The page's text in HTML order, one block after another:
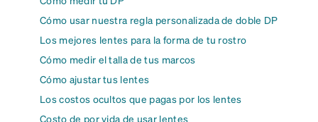
Cómo usar nuestra regla personalizada de doble DP
Los mejores lentes para la forma de tu rostro
Cómo medir el talla de tus marcos
Cómo ajustar tus lentes
Los costos ocultos que pagas por los lentes
Costo de por vida de usar lentes